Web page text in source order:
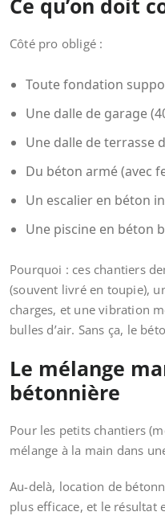
Ce qu’on doit
Côté pro obligé :
Toute fondation
Une dalle de garage
Une dalle de terrasse
Du béton armé (avec
Un escalier en béton
Une piscine en béton
Pourquoi : ces chantiers
(souvent livré en toupie),
charges, et une vibration
bulles d’air. Sans ça, le
Le mélange
bétonnière
Pour les petits chantiers
mélange à la main dans
Au-delà, location de
plus efficace, et le résultat